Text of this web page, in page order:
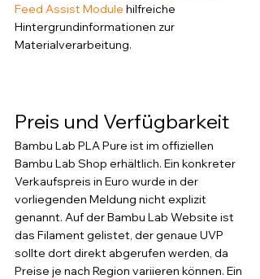
Feed Assist Module hilfreiche
Hintergrundinformationen zur
Materialverarbeitung.
Preis und Verfügbarkeit
Bambu Lab PLA Pure ist im offiziellen
Bambu Lab Shop erhältlich. Ein konkreter
Verkaufspreis in Euro wurde in der
vorliegenden Meldung nicht explizit
genannt. Auf der Bambu Lab Website ist
das Filament gelistet, der genaue UVP
sollte dort direkt abgerufen werden, da
Preise je nach Region variieren können. Ein